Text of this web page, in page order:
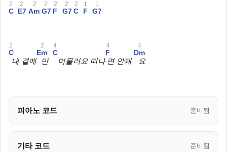
C
2
E7
2
Am
2
G7
2
F
2
G7
2
C
2
F
1
G7
1
C
2
내 곁에
Em
2
만
C
4
머물러요 떠나
F
4
면 안돼
Dm
4
요
피아노 코드 준비됨
기타 코드 준비됨